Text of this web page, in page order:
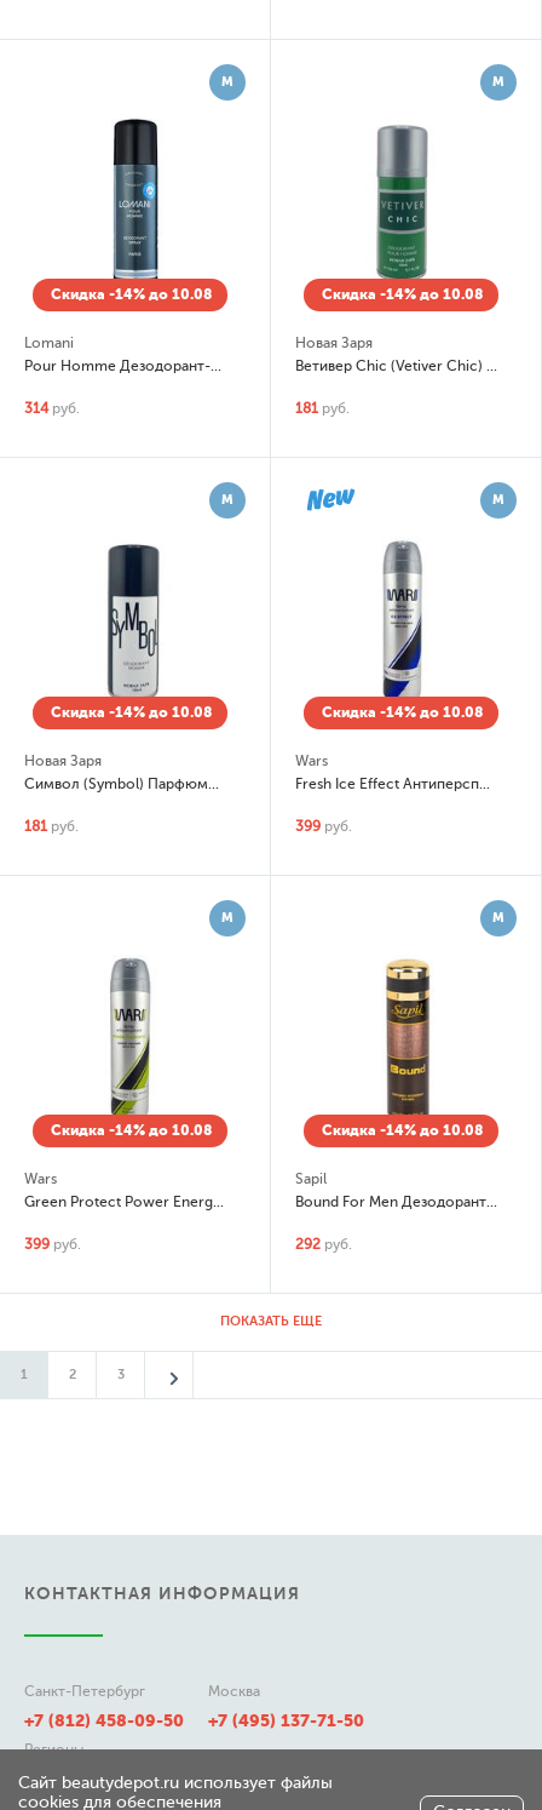
М
Скидка -14% до 10.08
Lomani
Pour Homme Дезодорант-спрей (spray)
314 руб.
М
Скидка -14% до 10.08
Новая Заря
Ветивер Chic (Vetiver Chic) Парфюмированный дезодорант-спрей (spray)
181 руб.
М
Скидка -14% до 10.08
Новая Заря
Символ (Symbol) Парфюмированный дезодорант-спрей (spray)
181 руб.
М
Скидка -14% до 10.08
Wars
Fresh Ice Effect Антиперспирант-спрей
399 руб.
М
Скидка -14% до 10.08
Wars
Green Protect Power Energetic Антиперспирант-спрей
399 руб.
М
Скидка -14% до 10.08
Sapil
Bound For Men Дезодорант-спрей (spray)
292 руб.
ПОКАЗАТЬ ЕЩЕ
1 2 3
КОНТАКТНАЯ ИНФОРМАЦИЯ
Санкт-Петербург
+7 (812) 458-09-50
Москва
+7 (495) 137-71-50
Регионы
8 (800) 511-21-50
Сайт beautydepot.ru использует файлы
cookies для обеспечения